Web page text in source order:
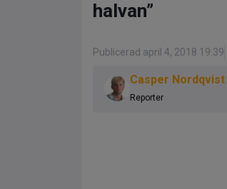
halvan”
Publicerad april 4, 2018 19:39
Casper Nordqvist
Reporter